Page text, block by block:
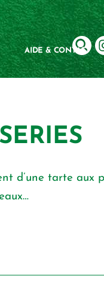
AIDE & CONTACT
d’une tarte aux